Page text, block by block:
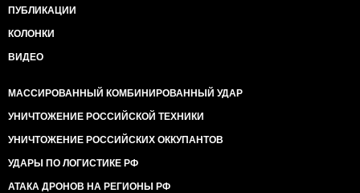
ПУБЛИКАЦИИ
КОЛОНКИ
ВИДЕО
МАССИРОВАННЫЙ КОМБИНИРОВАННЫЙ УДАР
УНИЧТОЖЕНИЕ РОССИЙСКОЙ ТЕХНИКИ
УНИЧТОЖЕНИЕ РОССИЙСКИХ ОККУПАНТОВ
УДАРЫ ПО ЛОГИСТИКЕ РФ
АТАКА ДРОНОВ НА РЕГИОНЫ РФ